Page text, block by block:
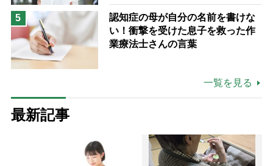
場は「愛おしい」
5
認知症の母が自分の名前を書けな
い！衝撃を受けた息子を救った作
業療法士さんの言葉
一覧を見る
最新記事